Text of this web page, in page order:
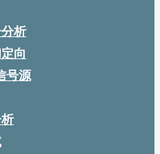
析
向
号源